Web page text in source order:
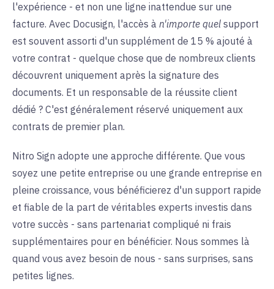
l'expérience - et non une ligne inattendue sur une
facture. Avec Docusign, l'accès à n'importe quel support
est souvent assorti d'un supplément de 15 % ajouté à
votre contrat - quelque chose que de nombreux clients
découvrent uniquement après la signature des
documents. Et un responsable de la réussite client
dédié ? C'est généralement réservé uniquement aux
contrats de premier plan.
Nitro Sign adopte une approche différente. Que vous
soyez une petite entreprise ou une grande entreprise en
pleine croissance, vous bénéficierez d'un support rapide
et fiable de la part de véritables experts investis dans
votre succès - sans partenariat compliqué ni frais
supplémentaires pour en bénéficier. Nous sommes là
quand vous avez besoin de nous - sans surprises, sans
petites lignes.